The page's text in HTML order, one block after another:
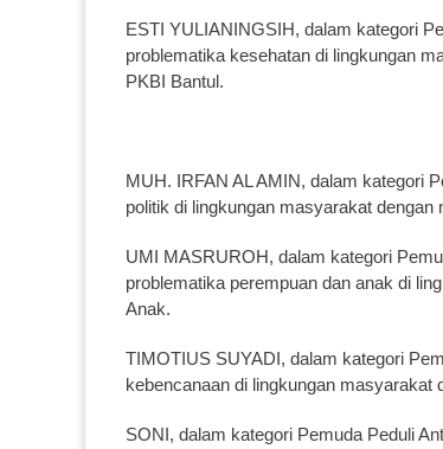
ESTI YULIANINGSIH, dalam kategori
problematika kesehatan di lingkungan
PKBI Bantul.
MUH. IRFAN AL AMIN, dalam kategori
politik di lingkungan masyarakat
UMI MASRUROH, dalam kategori
problematika perempuan dan anak di
Anak.
TIMOTIUS SUYADI, dalam kategori
kebencanaan di lingkungan masyarakat
SONI, dalam kategori Pemuda Peduli